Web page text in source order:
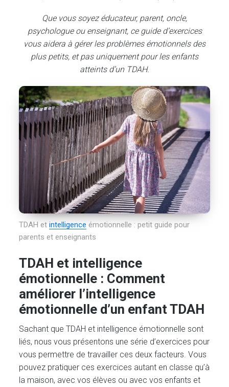
Que vous soyez éducateur, parent, oncle,
psychologue ou enseignant, ce guide d’exercices
vous aidera à gérer les problèmes émotionnels des
plus petits, et pas uniquement pour les enfants
atteints d’un TDAH.
TDAH etintelligence émotionnelle : petit guide pour
parents et enseignants
TDAH et intelligence
émotionnelle : Comment
améliorer l’intelligence
émotionnelle d’un enfant TDAH
Sachant que TDAH et intelligence émotionnelle sont
liés, nous vous présentons une série d’exercices pour
vous permettre de travailler ces deux facteurs. Vous
pouvez pratiquer ces exercices autant en classe qu’à
la maison, avec vos élèves ou avec vos enfants et